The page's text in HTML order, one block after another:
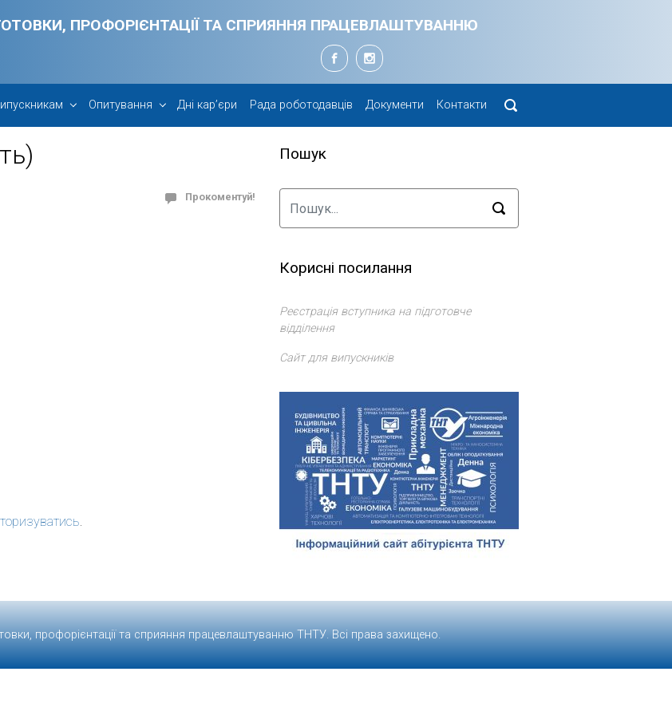
ПРОФОРІЄНТАЦІЇ ТА СПРИЯННЯ ПРАЦЕВЛАШТУВАННЮ
Опитування Дні кар’єри Рада роботодавців Документи Контакти
Прокоментуй!
.
Пошук
Корисні посилання
Реєстрація вступника на підготовче
відділення
Сайт для випускників
профорієнтації та сприяння працевлаштуванню ТНТУ. Всі права захищено.